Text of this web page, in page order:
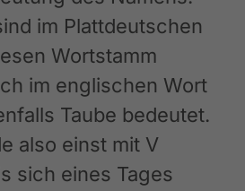
im Plattdeutschen
Wortstamm
im englischen Wort
Taube bedeutet.
also einst mit V
sich eines Tages